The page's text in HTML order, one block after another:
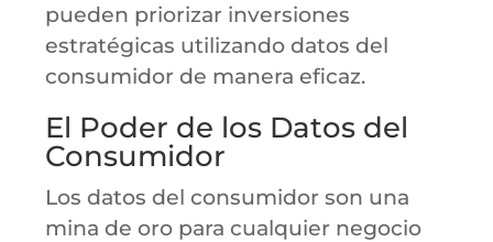
pueden priorizar inversiones
estratégicas utilizando datos del
consumidor de manera eficaz.
El Poder de los Datos del
Consumidor
Los datos del consumidor son una
mina de oro para cualquier negocio